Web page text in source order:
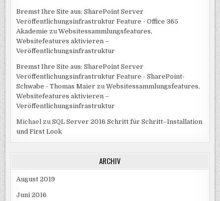
Bremst Ihre Site aus: SharePoint Server
Veröffentlichungsinfrastruktur Feature - Office 365
Akademie zuWebsitessammlungsfeatures,
Websitefeatures aktivieren –
Veröffentlichungsinfrastruktur
Bremst Ihre Site aus: SharePoint Server
Veröffentlichungsinfrastruktur Feature - SharePoint-
Schwabe - Thomas Maier zuWebsitessammlungsfeatures,
Websitefeatures aktivieren –
Veröffentlichungsinfrastruktur
Michael zuSQL Server 2016 Schritt für Schritt–Installation
und First Look
ARCHIV
August 2019
Juni 2016